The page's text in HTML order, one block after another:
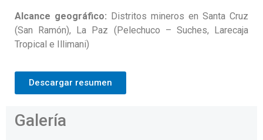
Alcance geográfico: Distritos mineros en Santa Cruz
(San Ramón), La Paz (Pelechuco – Suches, Larecaja
Tropical e Illimani)
Descargar resumen
Galería